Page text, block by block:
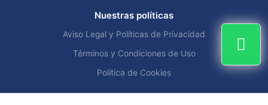
Nuestras políticas
Aviso Legal y Políticas de Privacidad
Términos y Condiciones de Uso
Política de Cookies